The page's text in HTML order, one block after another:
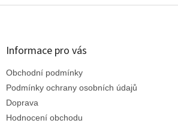
Z
Informace pro vás
Obchodní podmínky
Podmínky ochrany osobních údajů
Doprava
Hodnocení obchodu